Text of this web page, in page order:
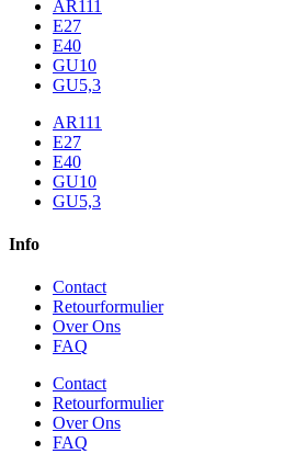
AR111
E27
E40
GU10
GU5,3
AR111
E27
E40
GU10
GU5,3
Info
Contact
Retourformulier
Over Ons
FAQ
Contact
Retourformulier
Over Ons
FAQ